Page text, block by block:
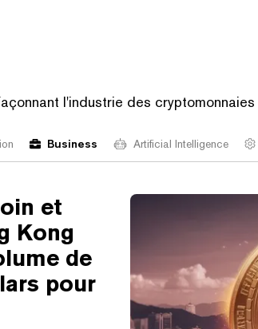
l'industrie des cryptomonnaies
Business Artificial Intelligence
et
Kong
de
pour